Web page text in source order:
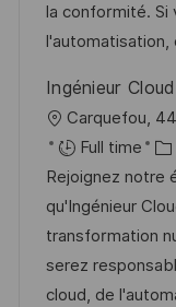
a
t
o
n
r
i
la conformité. Si
Ingénieur
o
c
a
l
i
s
Carquefou,
Full time
C
a
t
é
g
o
Rejoignez notre
qu'Ingénieur
transformation
serez
cloud, de